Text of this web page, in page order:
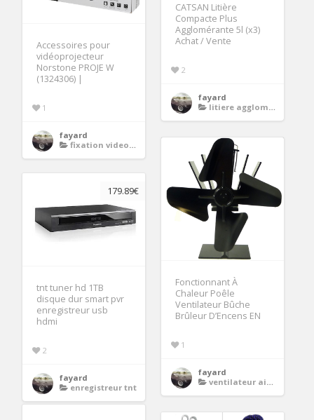
CATSAN Litière
Compacte Plus
Agglomérante 5l (x3)
Achat / Vente
2
fayard
litiere agglomerante
Accessoires pour
vidéoprojecteur
Norstone PROJE W
(1324306) |
1
fayard
fixation videoprojecteur
Fonctionnant À
Chaleur Poêle
Ventilateur Bûche
Brûleur D’Encens EN
1
fayard
ventilateur air chaud
179.89€
tnt tuner hd 1TB
disque dur smart pvr
enregistreur usb
hdmi
2
fayard
enregistreur tnt